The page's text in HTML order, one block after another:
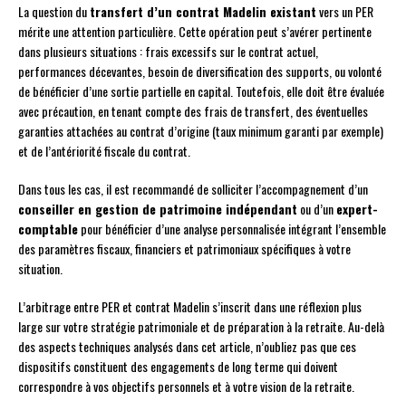
La question dutransfert d’un contrat Madelin existantvers un PER
mérite une attention particulière. Cette opération peut s’avérer pertinente
dans plusieurs situations : frais excessifs sur le contrat actuel,
performances décevantes, besoin de diversification des supports, ou volonté
de bénéficier d’une sortie partielle en capital. Toutefois, elle doit être évaluée
avec précaution, en tenant compte des frais de transfert, des éventuelles
garanties attachées au contrat d’origine (taux minimum garanti par exemple)
et de l’antériorité fiscale du contrat.
Dans tous les cas, il est recommandé de solliciter l’accompagnement d’un
conseiller en gestion de patrimoine indépendant ou d’unexpert-
comptablepour bénéficier d’une analyse personnalisée intégrant l’ensemble
des paramètres fiscaux, financiers et patrimoniaux spécifiques à votre
situation.
L’arbitrage entre PER et contrat Madelin s’inscrit dans une réflexion plus
large sur votre stratégie patrimoniale et de préparation à la retraite. Au-delà
des aspects techniques analysés dans cet article, n’oubliez pas que ces
dispositifs constituent des engagements de long terme qui doivent
correspondre à vos objectifs personnels et à votre vision de la retraite.